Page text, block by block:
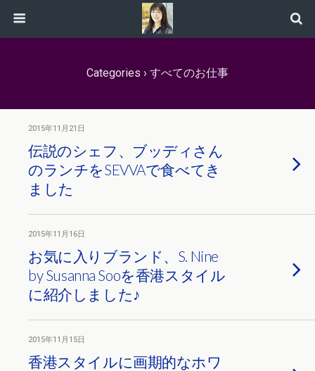
Categories › すべてのお仕事
2015年11月21日
伝説のシェフ、ブッディさん
のランチをSEVVAで食べてき
ました
2015年11月16日
お気に入りブランド、S. Nine
by Susanna Sooを香港スタイル
に紹介しました♪
2015年11月15日
香港スタイルに画期的なホワ